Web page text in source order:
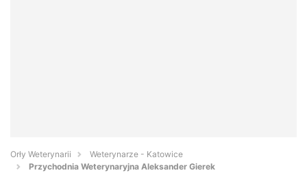
Orły Weterynarii
Weterynarze - Katowice
Przychodnia Weterynaryjna Aleksander Gierek